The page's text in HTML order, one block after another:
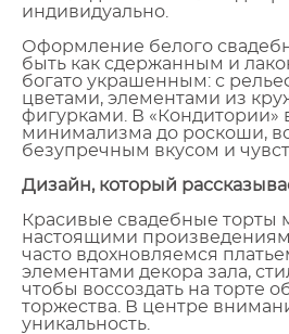
индивидуально.
Оформление белого
быть как сдержанным и
богато украшенным: с
цветами, элементами из
фигурками. В «Кондитории»
минимализма до роскоши,
безупречным вкусом и
Дизайн, который
Красивые свадебные торты
настоящими
часто вдохновляемся
элементами декора зала,
чтобы воссоздать на торте
торжества. В центре
уникальность.